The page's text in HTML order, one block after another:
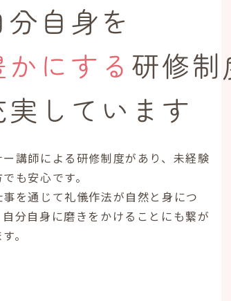
分自身を
かにする 研修制
実しています
ー講師による研修制度があり、未経験
も安心です。
事を通じて礼儀作法が自然と身につ
自分自身に磨きをかけることにも繋が
。